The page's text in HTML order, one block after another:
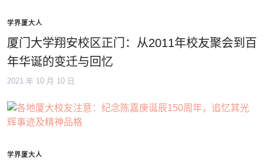
学界厦大人
厦门大学翔安校区正门：从2011年校友聚会到百
年华诞的变迁与回忆
2021 年 10 月 10 日
学界厦大人